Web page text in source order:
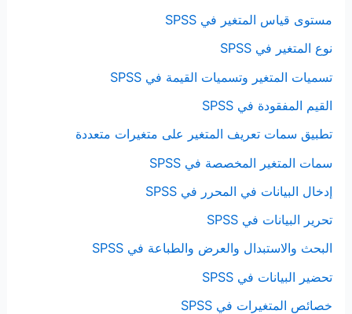
مستوى قياس المتغير في SPSS
نوع المتغير في SPSS
تسميات المتغير وتسميات القيمة في SPSS
القيم المفقودة في SPSS
تطبيق سمات تعريف المتغير على متغيرات متعددة
سمات المتغير المخصصة في SPSS
إدخال البيانات في المحرر في SPSS
تحرير البيانات في SPSS
البحث والاستبدال والعرض والطباعة في SPSS
تحضير البيانات في SPSS
خصائص المتغيرات في SPSS